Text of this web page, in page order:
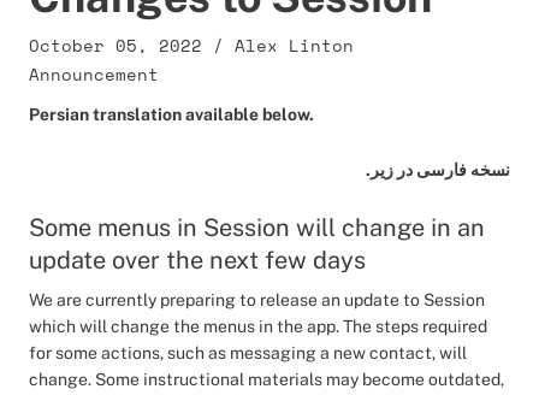
October 05, 2022 / Alex Linton
Announcement
Persian translation available below.
نسخه فارسی در زیر.
Some menus in Session will change in an
update over the next few days
We are currently preparing to release an update to Session
which will change the menus in the app. The steps required
for some actions, such as messaging a new contact, will
change. Some instructional materials may become outdated,